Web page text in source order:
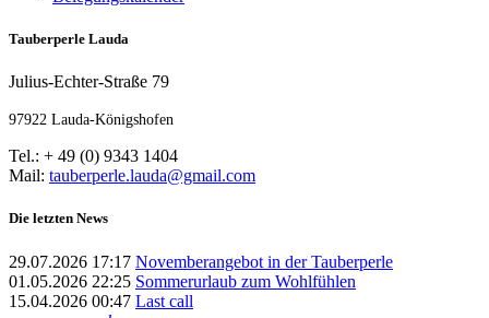
Tauberperle Lauda
Julius-Echter-Straße 79
97922 Lauda-Königshofen
Tel.: + 49 (0) 9343 1404
Mail: tauberperle.lauda@gmail.com
Die letzten News
29.07.2026 17:17 Novemberangebot in der Tauberperle
01.05.2026 22:25 Sommerurlaub zum Wohlfühlen
15.04.2026 00:47 Last call